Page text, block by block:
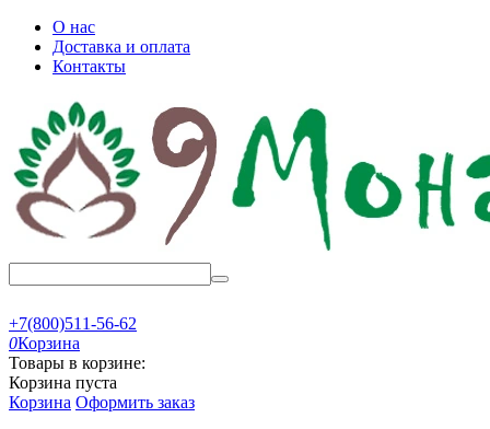
О нас
Доставка и оплата
Контакты
+7(800)511-56-62
0Корзина
Товары в корзине:
Корзина пуста
Корзина Оформить заказ